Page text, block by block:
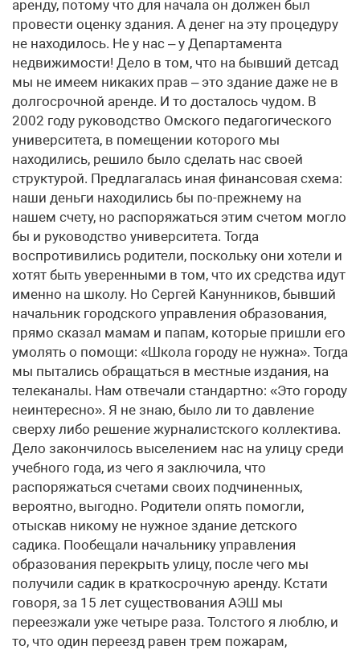
аренду, потому что для начала он должен был
провести оценку здания. А денег на эту процедуру
не находилось. Не у нас – у Департамента
недвижимости! Дело в том, что на бывший детсад
мы не имеем никаких прав – это здание даже не в
долгосрочной аренде. И то досталось чудом. В
2002 году руководство Омского педагогического
университета, в помещении которого мы
находились, решило было сделать нас своей
структурой. Предлагалась иная финансовая схема:
наши деньги находились бы по-прежнему на
нашем счету, но распоряжаться этим счетом могло
бы и руководство университета. Тогда
воспротивились родители, поскольку они хотели и
хотят быть уверенными в том, что их средства идут
именно на школу. Но Сергей Канунников, бывший
начальник городского управления образования,
прямо сказал мамам и папам, которые пришли его
умолять о помощи: «Школа городу не нужна». Тогда
мы пытались обращаться в местные издания, на
телеканалы. Нам отвечали стандартно: «Это городу
неинтересно». Я не знаю, было ли то давление
сверху либо решение журналистского коллектива.
Дело закончилось выселением нас на улицу среди
учебного года, из чего я заключила, что
распоряжаться счетами своих подчиненных,
вероятно, выгодно. Родители опять помогли,
отыскав никому не нужное здание детского
садика. Пообещали начальнику управления
образования перекрыть улицу, после чего мы
получили садик в краткосрочную аренду. Кстати
говоря, за 15 лет существования АЭШ мы
переезжали уже четыре раза. Толстого я люблю, и
то, что один переезд равен трем пожарам,